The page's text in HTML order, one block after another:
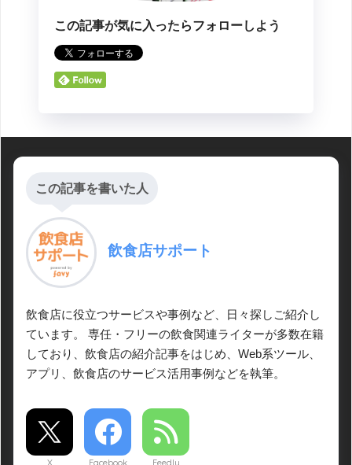
この記事が気に入ったらフォローしよう
この記事を書いた人
飲食店サポート
飲食店に役立つサービスや事例など、日々探しご紹介し
ています。 専任・フリーの飲食関連ライターが多数在籍
しており、飲食店の紹介記事をはじめ、Web系ツール、
アプリ、飲食店のサービス活用事例などを執筆。
X Facebook Feedly